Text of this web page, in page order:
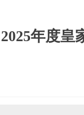
年度皇